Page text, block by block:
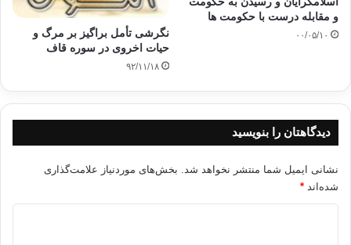
و مقابله درست با حکومت ها
۰۰/۰۵/۱۰
نگرشی تأمل براگیز بر مرگ و
حیات اخروی در سوره قاف
۹۲/۱۱/۱۸
دیدگاهتان را بنویسید
نشانی ایمیل شما منتشر نخواهد شد. بخش‌های موردنیاز علامت‌گذاری
شده‌اند *